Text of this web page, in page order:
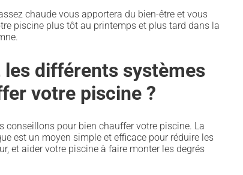
chaude vous apportera du bien-être et vous
piscine plus tôt au printemps et plus tard dans la
les différents systèmes
votre piscine ?
conseillons pour bien chauffer votre piscine. La
est un moyen simple et efficace pour réduire les
et aider votre piscine à faire monter les degrés